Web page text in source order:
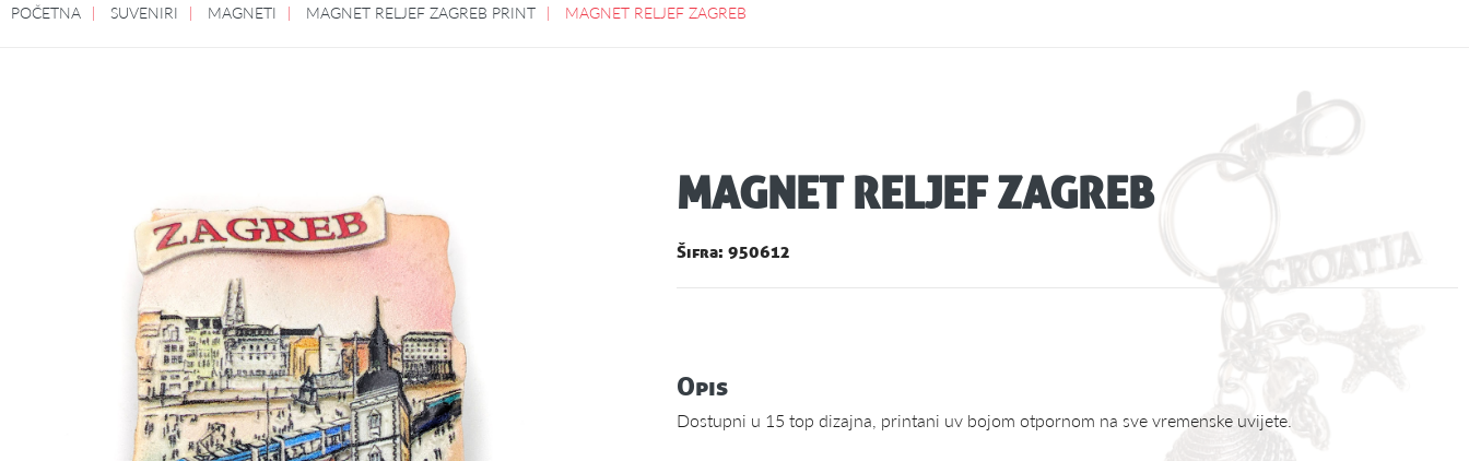
POČETNA SUVENIRI MAGNETI MAGNET RELJEF ZAGREB PRINT MAGNET RELJEF ZAGREB
MAGNET RELJEF ZAGREB
Šifra: 950612
Opis
Dostupni u 15 top dizajna, printani uv bojom otpornom na sve vremenske uvijete.